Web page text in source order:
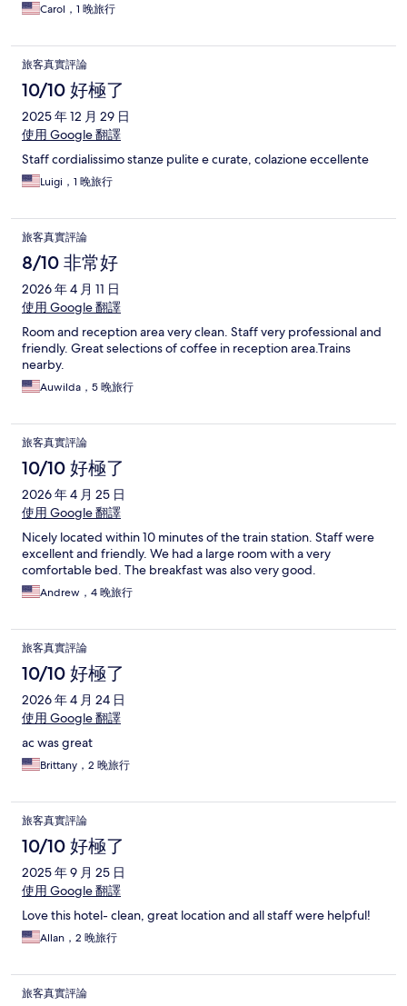
Carol，1 晚旅行
旅客真實評論
10/10 好極了
2025 年 12 月 29 日
使用 Google 翻譯
Staff cordialissimo stanze pulite e curate, colazione eccellente
Luigi，1 晚旅行
旅客真實評論
8/10 非常好
2026 年 4 月 11 日
使用 Google 翻譯
Room and reception area very clean. Staff very professional and
friendly. Great selections of coffee in reception area.Trains
nearby.
Auwilda，5 晚旅行
旅客真實評論
10/10 好極了
2026 年 4 月 25 日
使用 Google 翻譯
Nicely located within 10 minutes of the train station. Staff were
excellent and friendly. We had a large room with a very
comfortable bed. The breakfast was also very good.
Andrew，4 晚旅行
旅客真實評論
10/10 好極了
2026 年 4 月 24 日
使用 Google 翻譯
ac was great
Brittany，2 晚旅行
旅客真實評論
10/10 好極了
2025 年 9 月 25 日
使用 Google 翻譯
Love this hotel- clean, great location and all staff were helpful!
Allan，2 晚旅行
旅客真實評論